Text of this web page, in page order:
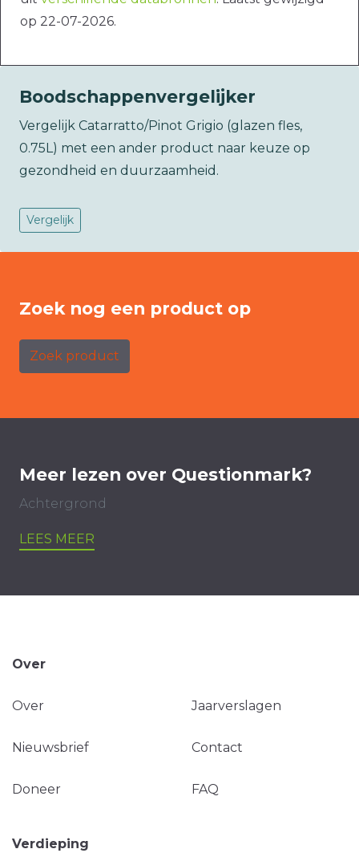
op 22-07-2026.
Boodschappenvergelijker
Vergelijk Catarratto/Pinot Grigio (glazen fles,
0.75L) met een ander product naar keuze op
gezondheid en duurzaamheid.
Vergelijk
Zoek nog een product op
Zoek product
Meer lezen over Questionmark?
Achtergrond
LEES MEER
Over
Over Jaarverslagen
Nieuwsbrief Contact
Doneer FAQ
Verdieping